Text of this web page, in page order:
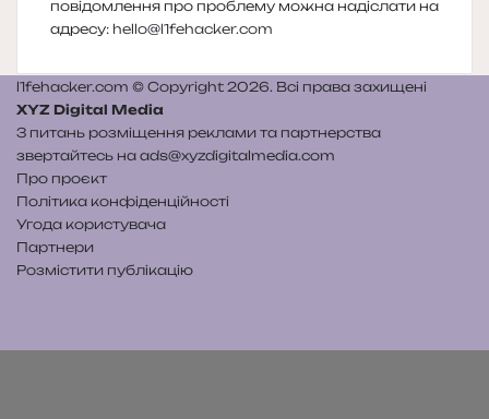
повідомлення про проблему можна надіслати на
адресу: hello@l1fehacker.com
l1fehacker.com © Copyright 2026. Всі права захищені
XYZ Digital Media
З питань розміщення реклами та партнерства
звертайтесь на ads@xyzdigitalmedia.com
Про проєкт
Політика конфіденційності
Угода користувача
Партнери
Розмістити публікацію